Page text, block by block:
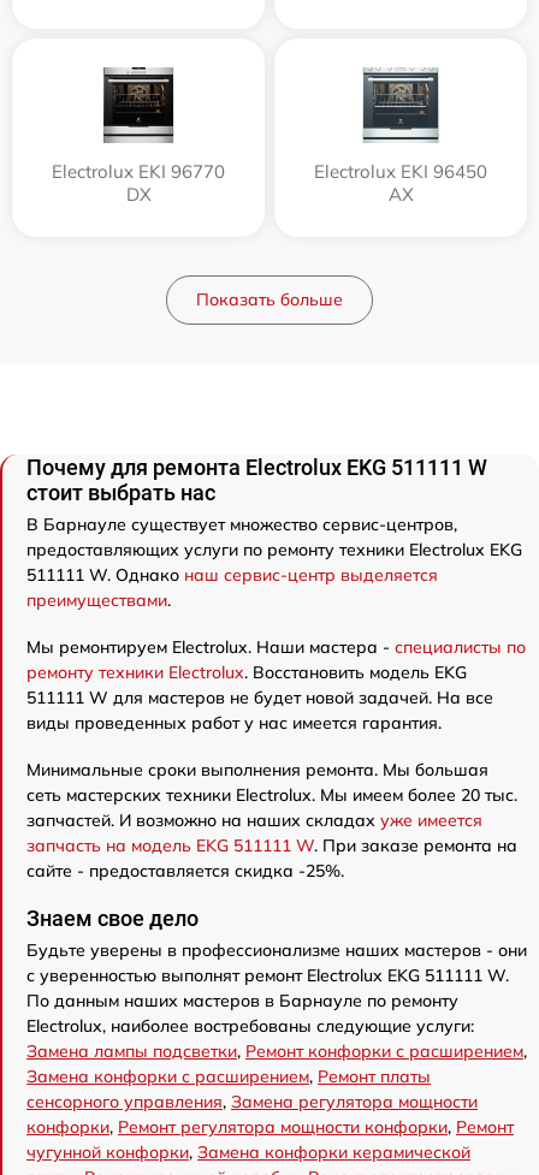
Electrolux EKI 96770
DX
Electrolux EKI 96450
AX
Показать больше
Почему для ремонта Electrolux EKG 511111 W
стоит выбрать нас
В Барнауле существует множество сервис-центров,
предоставляющих услуги по ремонту техники Electrolux EKG
511111 W. Однако наш сервис-центр выделяется
преимуществами.
Мы ремонтируем Electrolux. Наши мастера - специалисты по
ремонту техники Electrolux. Восстановить модель EKG
511111 W для мастеров не будет новой задачей. На все
виды проведенных работ у нас имеется гарантия.
Минимальные сроки выполнения ремонта. Мы большая
сеть мастерских техники Electrolux. Мы имеем более 20 тыс.
запчастей. И возможно на наших складах уже имеется
запчасть на модель EKG 511111 W. При заказе ремонта на
сайте - предоставляется скидка -25%.
Знаем свое дело
Будьте уверены в профессионализме наших мастеров - они
с уверенностью выполнят ремонт Electrolux EKG 511111 W.
По данным наших мастеров в Барнауле по ремонту
Electrolux, наиболее востребованы следующие услуги:
Замена лампы подсветки, Ремонт конфорки с расширением,
Замена конфорки с расширением, Ремонт платы
сенсорного управления, Замена регулятора мощности
конфорки, Ремонт регулятора мощности конфорки, Ремонт
чугунной конфорки, Замена конфорки керамической